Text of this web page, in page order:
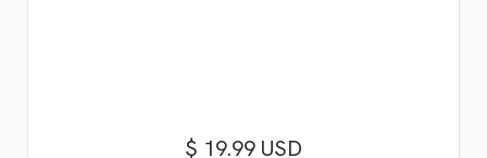
$ 19.99 USD